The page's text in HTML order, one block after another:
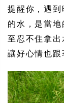
提醒你，遇
的水，是當
至忍不住拿出
讓好心情也跟